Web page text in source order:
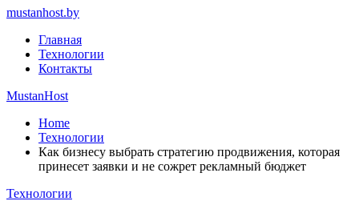
mustanhost.by
Главная
Технологии
Контакты
MustanHost
Home
Технологии
Как бизнесу выбрать стратегию продвижения, которая
принесет заявки и не сожрет рекламный бюджет
Технологии